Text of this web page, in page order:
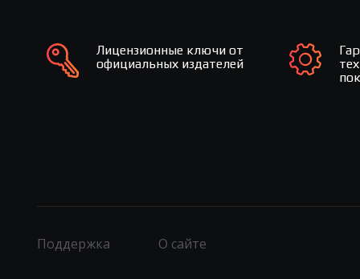
Лицензионные ключи от
официальных издателей
Поддержка О сайте